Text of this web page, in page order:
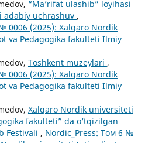
“Ma’rifat ulashib” loyihasi
adabiy uchrashuv ,
0006 (2025): Xalqaro Nordik
va Pedagogika fakulteti Ilmiy
Toshkent muzeylari ,
0006 (2025): Xalqaro Nordik
va Pedagogika fakulteti Ilmiy
Xalqaro Nordik universiteti
fakulteti” da o‘tqizilgan
Festivali , Nordic_Press: Том 6 №